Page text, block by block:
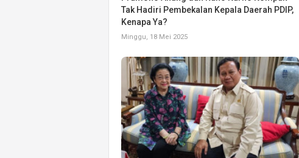
Tak Hadiri Pembekalan Kepala Daerah PDIP,
Kenapa Ya?
Minggu, 18 Mei 2025